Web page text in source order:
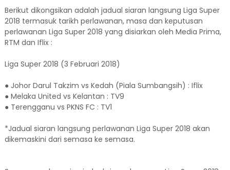
Berikut dikongsikan adalah jadual siaran langsung Liga Super
2018 termasuk tarikh perlawanan, masa dan keputusan
perlawanan Liga Super 2018 yang disiarkan oleh Media Prima,
RTM dan Iflix :
Liga Super 2018 (3 Februari 2018)
● Johor Darul Takzim vs Kedah (Piala Sumbangsih) : Iflix
● Melaka United vs Kelantan : TV9
● Terengganu vs PKNS FC : TV1
*Jadual siaran langsung perlawanan Liga Super 2018 akan
dikemaskini dari semasa ke semasa.